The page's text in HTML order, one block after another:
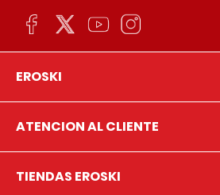
EROSKI
ATENCION AL CLIENTE
TIENDAS EROSKI